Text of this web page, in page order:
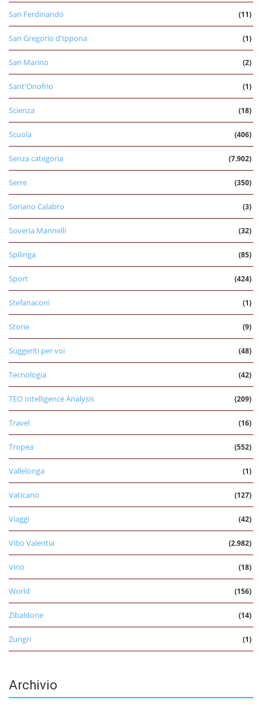
San Ferdinando (11)
San Gregorio d'Ippona (1)
San Marino (2)
Sant'Onofrio (1)
Scienza (18)
Scuola (406)
Senza categoria (7.902)
Serre (350)
Soriano Calabro (3)
Soveria Mannelli (32)
Spilinga (85)
Sport (424)
Stefanaconi (1)
Storie (9)
Suggeriti per voi (48)
Tecnologia (42)
TEO Intelligence Analysis (209)
Travel (16)
Tropea (552)
Vallelonga (1)
Vaticano (127)
Viaggi (42)
Vibo Valentia (2.982)
Vino (18)
World (156)
Zibaldone (14)
Zungri (1)
Archivio